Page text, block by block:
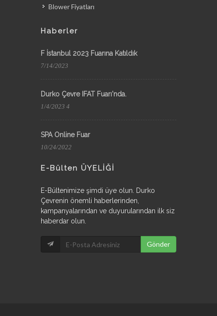
Blower Fiyatları
Haberler
F İstanbul 2023 Fuarına Katıldık
7/14/2023
Durko Çevre IFAT Fuarı'nda.
1/4/2023 4
SPA Online Fuar
10/24/2022
E-Bülten ÜYELİĞİ
E-Bültenimize şimdi üye olun. Durko
Çevrenin önemli haberlerinden,
kampanyalarından ve duyurularından ilk siz
haberdar olun.